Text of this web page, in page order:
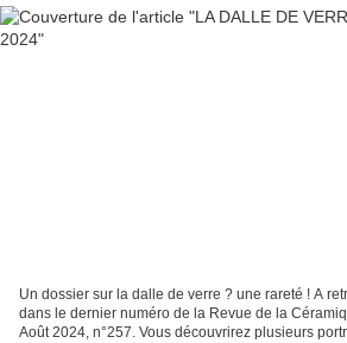
Un dossier sur la dalle de verre ? une rareté ! A
dans le dernier numéro de la Revue de la
Août 2024, n°257. Vous découvrirez plusieurs